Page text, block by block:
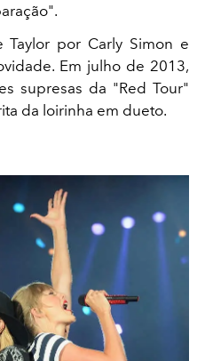
por Carly Simon e
Em julho de 2013,
supresas da "Red Tour"
da loirinha em dueto.